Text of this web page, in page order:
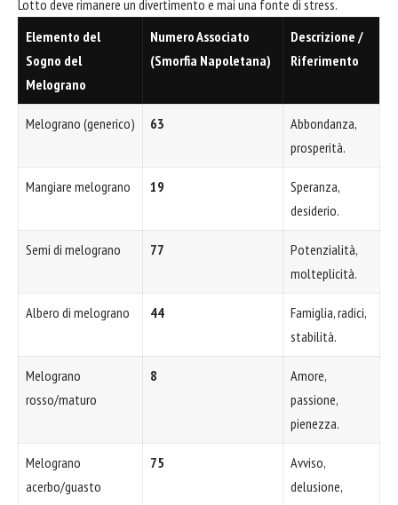
Lotto deve rimanere un divertimento e mai una fonte di stress.
Elemento del
Sogno del
Melograno
Numero Associato
(Smorfia Napoletana)
Descrizione /
Riferimento
Melograno (generico) 63
Abbondanza,
prosperità.
Mangiare melograno 19
Speranza,
desiderio.
Semi di melograno 77
Potenzialità,
molteplicità.
Albero di melograno 44
Famiglia, radici,
stabilità.
Melograno
rosso/maturo
8
Amore,
passione,
pienezza.
Melograno
acerbo/guasto
75
Avviso,
delusione,